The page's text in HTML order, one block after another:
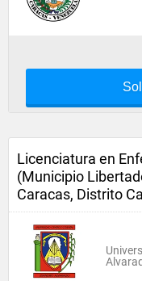
Licenciatura en
(Municipio
Caracas, Distrito